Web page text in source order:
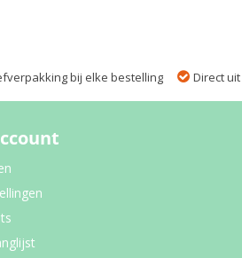
bij elke bestelling Direct